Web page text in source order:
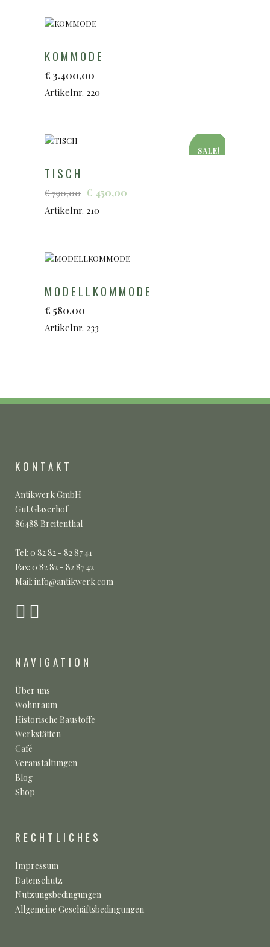
KOMMODE
€ 3.400,00
Artikelnr. 220
SALE!
TISCH
€790,00 Ursprünglicher
war:
€ 450,00
Artikelnr. 210
MODELLKOMMODE
€ 580,00
Artikelnr. 233
KONTAKT
Antikwerk GmbH
Gut Glaserhof
86488 Breitenthal
Tel: 0 82 82 - 82 87 41
Fax: 0 82 82 - 82 87 42
Mail: info@antikwerk.com
NAVIGATION
Über uns
Wohnraum
Historische Baustoffe
Werkstätten
Café
Veranstaltungen
Blog
Shop
RECHTLICHES
Impressum
Datenschutz
Nutzungsbedingungen
Allgemeine Geschäftsbedingungen